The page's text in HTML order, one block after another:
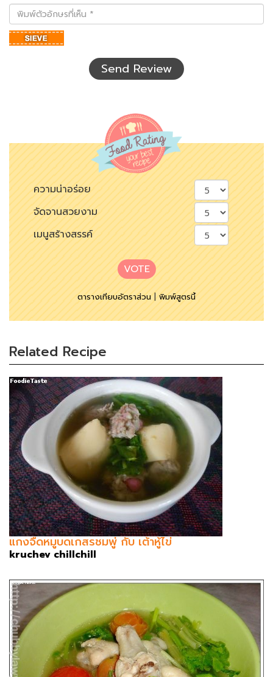
พิมพ์
ตัว
อักษร
ที่
Send Review
ความน่าอร่อย
จัดจานสวยงาม
เมนูสร้างสรรค์
VOTE
ตารางเทียบอัตราส่วน|พิมพ์สูตรนี้
Related Recipe
แกงจืดหมูบดเกสรชมพู่ กับ เต้าหู้ไข่
kruchev chillchill